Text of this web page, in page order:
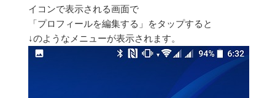
イコンで表示される画面で
「プロフィールを編集する」をタップすると
↓のようなメニューが表示されます。